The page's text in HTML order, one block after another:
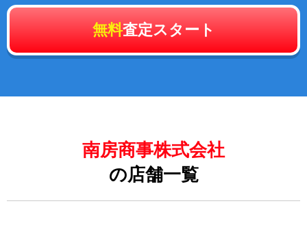
無料査定スタート
南房商事株式会社
の店舗一覧